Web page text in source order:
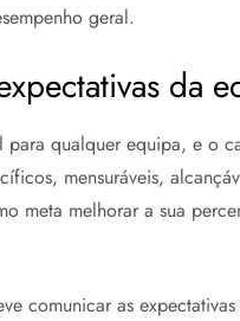
geral.
da
para qualquer equipa, e o
mensuráveis,
meta melhorar a sua
comunicar as